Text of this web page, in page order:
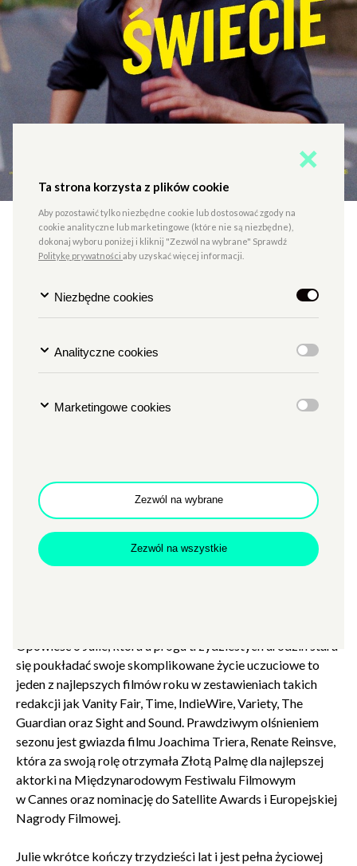
Plenerowe Pałacowe:
Najgorszy człowiek na
Uwaga! Na terenie Dziedzińca Zamkowego nie będzie
możliwości zakupu biletów. Zapraszamy do kasy CK
Zamek (czerwona tuba w Holu Wielkim) lub zakup
biletów online.
się poukładać swoje skomplikowane życie uczuciowe to
jeden z najlepszych filmów roku w zestawieniach takich
redakcji jak Vanity Fair, Time, IndieWire, Variety, The
Guardian oraz Sight and Sound. Prawdziwym olśnieniem
sezonu jest gwiazda filmu Joachima Triera, Renate Reinsve,
która za swoją rolę otrzymała Złotą Palmę dla najlepszej
aktorki na Międzynarodowym Festiwalu Filmowym
w Cannes oraz nominację do Satellite Awards i Europejskiej
Nagrody Filmowej.
Julie wkrótce kończy trzydzieści lat i jest pełna życiowej
Ta strona korzysta z plików cookie
Aby pozostawić tylko niezbędne cookie lub dostosować zgody na
cookie analityczne lub marketingowe (które nie są niezbędne),
dokonaj wyboru poniżej i kliknij "Zezwól na wybrane" Sprawdź
Politykę prywatności aby uzyskać więcej informacji.
Niezbędne cookies
Analityczne cookies
Marketingowe cookies
Zezwól na wybrane
Zezwól na wszystkie